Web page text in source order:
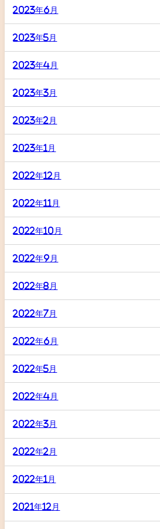
2023年6月
2023年5月
2023年4月
2023年3月
2023年2月
2023年1月
2022年12月
2022年11月
2022年10月
2022年9月
2022年8月
2022年7月
2022年6月
2022年5月
2022年4月
2022年3月
2022年2月
2022年1月
2021年12月